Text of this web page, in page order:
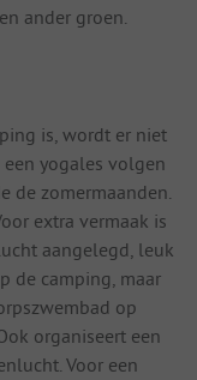
ander groen.
is, wordt er niet
yogales volgen
de zomermaanden.
extra vermaak is
aangelegd, leuk
de camping, maar
op
organiseert een
Voor een